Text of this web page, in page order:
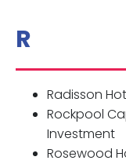
R
Radisson
Rockpool
Investment
Rosewood